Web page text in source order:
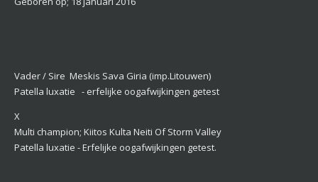
6
6
6
7
s
t
Vader / Sire Meskis Sava Giria (imp.Litouwen)
Patella luxatie - erfelijke oogafwijkingen getest
X
Multi champion; Kiitos Kulta Neiti Of Storm Valley
Patella luxatie - Erfelijke oogafwijkingen getest.